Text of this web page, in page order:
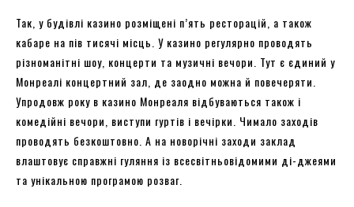
Так, у будівлі казино розміщені п’ять ресторацій, а також
кабаре на пів тисячі місць. У казино регулярно проводять
різноманітні шоу, концерти та музичні вечори. Тут є єдиний у
Монреалі концертний зал, де заодно можна й повечеряти.
Упродовж року в казино Монреаля відбуваються також і
комедійні вечори, виступи гуртів і вечірки. Чимало заходів
проводять безкоштовно. А на новорічні заходи заклад
влаштовує справжні гуляння із всесвітньовідомими ді-джеями
та унікальною програмою розваг.